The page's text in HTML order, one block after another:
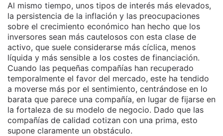
Al mismo tiempo, unos tipos de interés más elevados,
la persistencia de la inflación y las preocupaciones
sobre el crecimiento económico han hecho que los
inversores sean más cautelosos con esta clase de
activo, que suele considerarse más cíclica, menos
líquida y más sensible a los costes de financiación.
Cuando las pequeñas compañías han recuperado
temporalmente el favor del mercado, este ha tendido
a moverse más por el sentimiento, centrándose en lo
barata que parece una compañía, en lugar de fijarse en
la fortaleza de su modelo de negocio. Dado que las
compañías de calidad cotizan con una prima, esto
supone claramente un obstáculo.